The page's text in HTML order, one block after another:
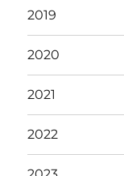
2019
2020
2021
2022